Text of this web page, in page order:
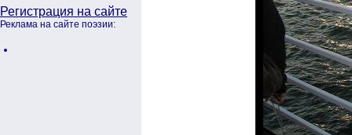
Регистрация на сайте
Реклама на сайте поэзии: